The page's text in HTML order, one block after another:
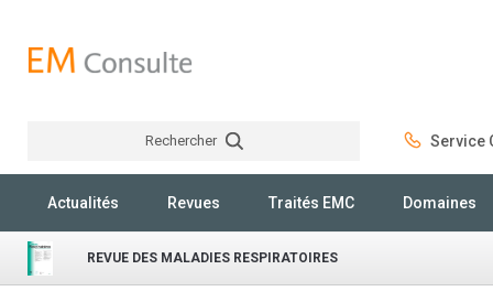
Rechercher Service
Actualités Revues Traités EMC Domaines
REVUE DES MALADIES RESPIRATOIRES